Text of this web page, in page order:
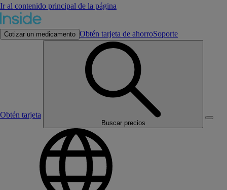
Ir al contenido principal de la página
Cotizar un medicamento Obtén tarjeta de ahorroSoporte
Obtén tarjeta
Buscar precios